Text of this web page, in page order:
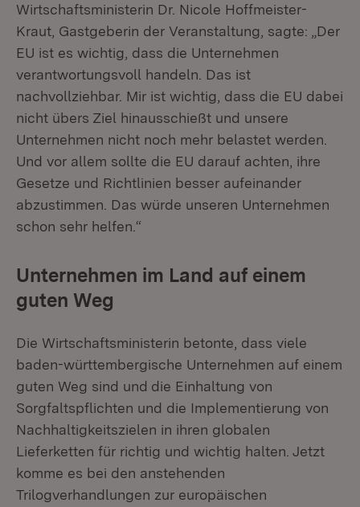
Wirtschaftsministerin Dr. Nicole Hoffmeister-
Kraut, Gastgeberin der Veranstaltung, sagte: „Der
EU ist es wichtig, dass die Unternehmen
verantwortungsvoll handeln. Das ist
nachvollziehbar. Mir ist wichtig, dass die EU dabei
nicht übers Ziel hinausschießt und unsere
Unternehmen nicht noch mehr belastet werden.
Und vor allem sollte die EU darauf achten, ihre
Gesetze und Richtlinien besser aufeinander
abzustimmen. Das würde unseren Unternehmen
schon sehr helfen.“
Unternehmen im Land auf einem
guten Weg
Die Wirtschaftsministerin betonte, dass viele
baden-württembergische Unternehmen auf einem
guten Weg sind und die Einhaltung von
Sorgfaltspflichten und die Implementierung von
Nachhaltigkeitszielen in ihren globalen
Lieferketten für richtig und wichtig halten. Jetzt
komme es bei den anstehenden
Trilogverhandlungen zur europäischen